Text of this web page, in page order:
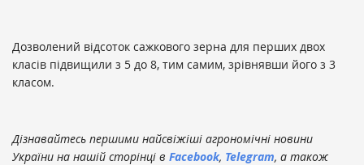
Дозволений відсоток сажкового зерна для перших двох
класів підвищили з 5 до 8, тим самим, зрівнявши його з 3
класом.
Дізнавайтесь першими найсвіжіші агрономічні новини
України на нашій сторінці в Facebook, Telegram, а також